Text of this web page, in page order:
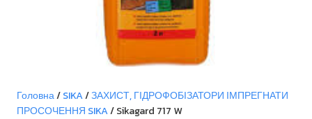
Головна/SIKA/ЗАХИСТ, ГІДРОФОБІЗАТОРИ ІМПРЕГНАТИ
ПРОСОЧЕННЯ SIKA/ Sikagard 717 W